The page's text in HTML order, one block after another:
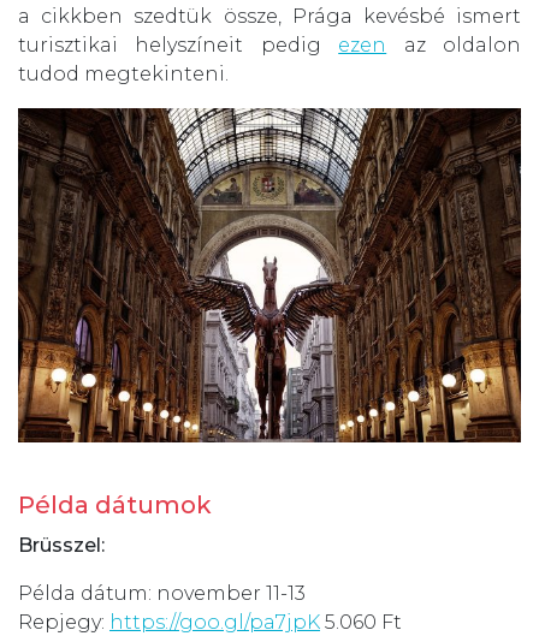
a cikkben szedtük össze, Prága kevésbé ismert
turisztikai helyszíneit pedig ezen
az oldalon
tudod megtekinteni.
Példa dátumok
Brüsszel:
Példa dátum: november 11-13
Repjegy: https://goo.gl/pa7jpK 5.060 Ft